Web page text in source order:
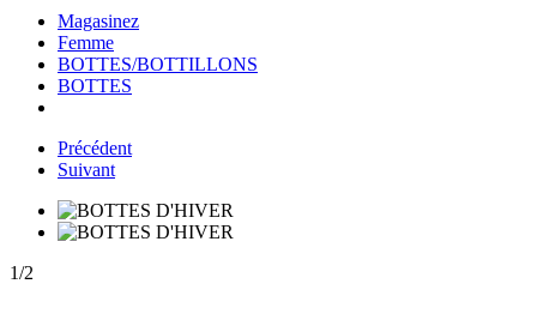
Magasinez
Femme
BOTTES/BOTTILLONS
BOTTES
Précédent
Suivant
1/2